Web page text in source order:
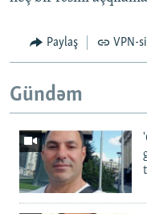
Paylaş VPN-
Gündəm